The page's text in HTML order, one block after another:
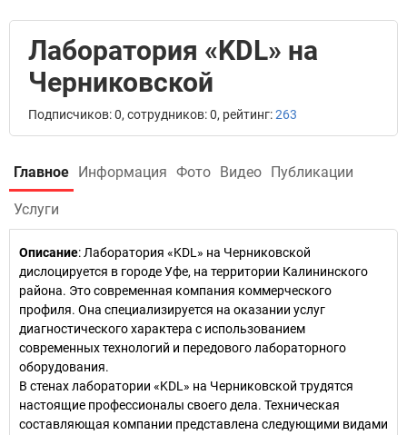
Лаборатория «KDL» на
Черниковской
Подписчиков: 0, сотрудников: 0, рейтинг:263
Главное Информация Фото Видео Публикации
Услуги
Описание: Лаборатория «KDL» на Черниковской
дислоцируется в городе Уфе, на территории Калининского
района. Это современная компания коммерческого
профиля. Она специализируется на оказании услуг
диагностического характера с использованием
современных технологий и передового лабораторного
оборудования.
В стенах лаборатории «KDL» на Черниковской трудятся
настоящие профессионалы своего дела. Техническая
составляющая компании представлена следующими видами